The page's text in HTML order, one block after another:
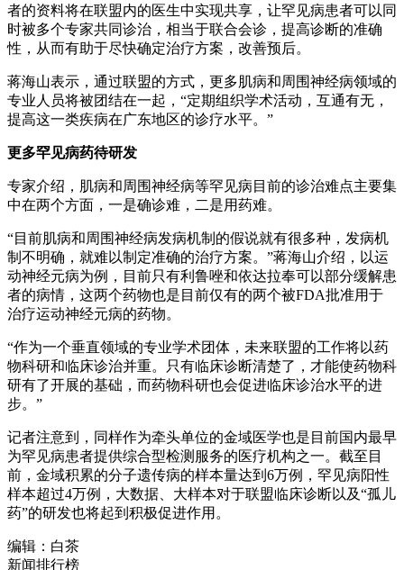
者的资料将在联盟内的医生中实现共享，让罕见病患者可以同
时被多个专家共同诊治，相当于联合会诊，提高诊断的准确
性，从而有助于尽快确定治疗方案，改善预后。
蒋海山表示，通过联盟的方式，更多肌病和周围神经病领域的
专业人员将被团结在一起，“定期组织学术活动，互通有无，
提高这一类疾病在广东地区的诊疗水平。”
更多罕见病药待研发
专家介绍，肌病和周围神经病等罕见病目前的诊治难点主要集
中在两个方面，一是确诊难，二是用药难。
“目前肌病和周围神经病发病机制的假说就有很多种，发病机
制不明确，就难以制定准确的治疗方案。”蒋海山介绍，以运
动神经元病为例，目前只有利鲁唑和依达拉奉可以部分缓解患
者的病情，这两个药物也是目前仅有的两个被FDA批准用于
治疗运动神经元病的药物。
“作为一个垂直领域的专业学术团体，未来联盟的工作将以药
物科研和临床诊治并重。只有临床诊断清楚了，才能使药物科
研有了开展的基础，而药物科研也会促进临床诊治水平的进
步。”
记者注意到，同样作为牵头单位的金域医学也是目前国内最早
为罕见病患者提供综合型检测服务的医疗机构之一。截至目
前，金域积累的分子遗传病的样本量达到6万例，罕见病阳性
样本超过4万例，大数据、大样本对于联盟临床诊断以及“孤儿
药”的研发也将起到积极促进作用。
编辑：白茶
新闻排行榜